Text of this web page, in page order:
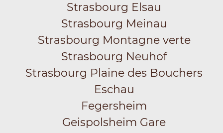
Strasbourg Elsau
Strasbourg Meinau
Strasbourg Montagne verte
Strasbourg Neuhof
Strasbourg Plaine des Bouchers
Eschau
Fegersheim
Geispolsheim Gare